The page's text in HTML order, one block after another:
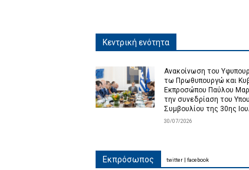
Κεντρική ενότητα
Ανακοίνωση του
τω Πρωθυπουργώ και
Εκπροσώπου Παύλου
την συνεδρίαση του
Συμβουλίου της 30ης
30/07/2026
Εκπρόσωπος twitter facebook